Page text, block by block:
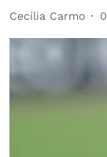
Cecília Carmo